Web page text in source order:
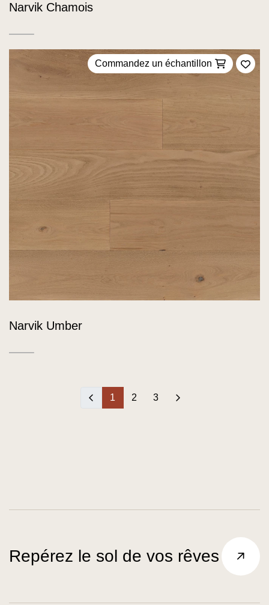
Narvik Chamois
Commandez un échantillon
Narvik Umber
‹ 1 2 3 ›
Repérez le sol de vos rêves